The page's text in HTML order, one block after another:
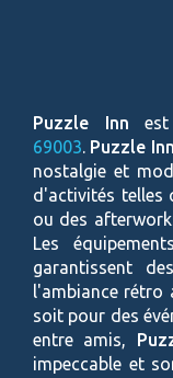
Puzzle Inn
69003. Puzzle Inn
nostalgie et
d'activités telles
ou des
Les
garantissent
l'ambiance rétro
soit pour des
entre amis,
impeccable et